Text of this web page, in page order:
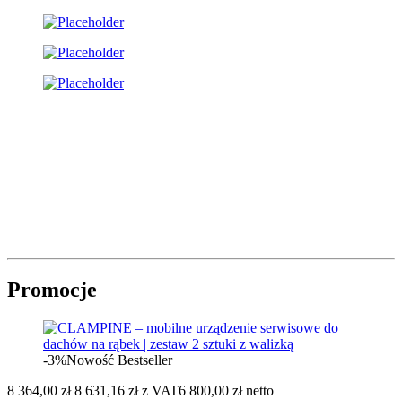
Promocje
-3%Nowość Bestseller
8 364,00 zł 8 631,16 zł z VAT6 800,00 zł netto